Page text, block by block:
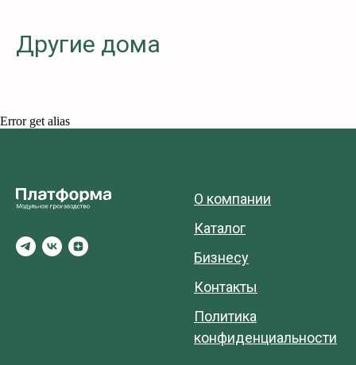
Другие дома
Error get alias
О компании
Каталог
Бизнесу
Контакты
Политика
конфиденциальности